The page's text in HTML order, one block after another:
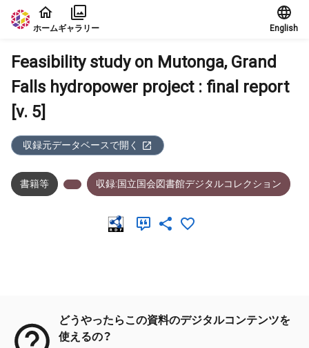
本文に飛ぶ
ホームギャラリー English
Feasibility study on Mutonga, Grand
Falls hydropower project : final report
[v. 5]
収録元データベースで開く
書籍等 収録:国立国会図書館デジタルコレクション
どうやったらこの資料のデジタルコンテンツを
使えるの？